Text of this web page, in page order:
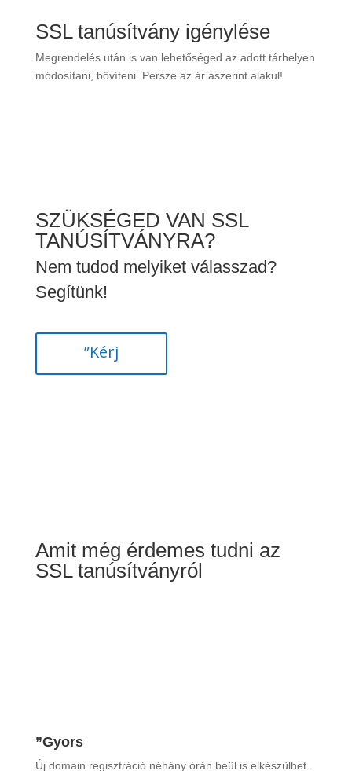
SSL tanúsítvány igénylése
Megrendelés után is van lehetőséged az adott tárhelyen
módosítani, bővíteni. Persze az ár aszerint alakul!
SZÜKSÉGED VAN SSL
TANÚSÍTVÁNYRA?
Nem tudod melyiket válasszad?
Segítünk!
”Kérj
Amit még érdemes tudni az
SSL tanúsítványról
”Gyors
Új domain regisztráció néhány órán beül is elkészülhet.